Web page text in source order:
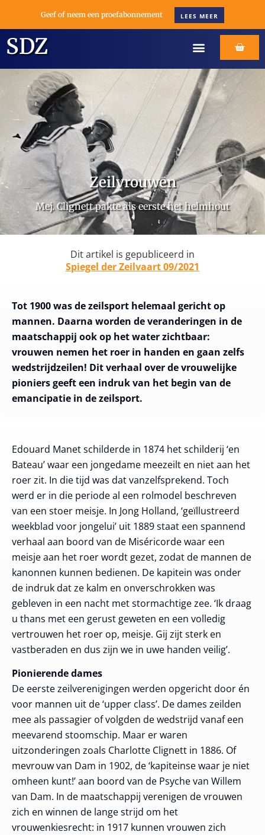
Geef of neem een proefabonnement LEES MEER
SDZ
Zeilvrouwen
Mej. Clignett pakte als eerste het helmhout
Dit artikel is gepubliceerd in
Spiegel der Zeilvaart 09/2021
Tot 1900 was de zeilsport helemaal gericht op
mannen. Daarna worden de veranderingen in de
maatschappij ook op het water zichtbaar:
vrouwen nemen het roer in handen en gaan zelfs
wedstrijdzeilen! Dit verhaal over de vrouwelijke
pioniers geeft een indruk van het begin van de
emancipatie in de zeilsport.
Edouard Manet schilderde in 1874 het schilderij ‘en
Bateau’ waar een jongedame meezeilt en niet aan het
roer zit. In die tijd was dat vanzelfsprekend. Toch
werd er in die periode al een rolmodel beschreven
van een stoer meisje. In Jong Holland, ‘geïllustreerd
weekblad voor jongelui’ uit 1889 staat een spannend
verhaal aan boord van de Miséricorde waar een
meisje aan het roer wordt gezet, zodat de mannen de
kanonnen kunnen bedienen. De kapitein was onder
de indruk dat ze kalm en onverschrokken was
gebleven in een nacht met stormachtige zee. ‘Ik draag
u thans met een gerust geweten en een volledig
vertrouwen het roer op, meisje. Gij zijt sterk en
vastberaden en dus zijn we in uwe handen veilig’.
Pionierende dames
De eerste zeilverenigingen werden opgericht door én
voor mannen uit de ‘upper class’. De dames zeilden
mee als passagier of volgden de wedstrijd vanaf een
meevarend stoomschip. Maar er waren
uitzonderingen zoals Charlotte Clignett in 1886. Of
mevrouw van Dam in 1902, de ‘kapiteinse waar je niet
omheen kunt!’ aan boord van de Psyche van Willem
van Dam. In de maatschappij verenigen de vrouwen
zich en winnen de lange strijd om het
vrouwenkiesrecht: in 1917 kunnen vrouwen zich